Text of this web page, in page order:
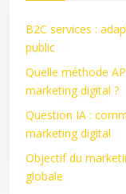
B2C services :
public
Quelle méthode
marketing digital ?
Question IA :
marketing digital
Objectif du
globale